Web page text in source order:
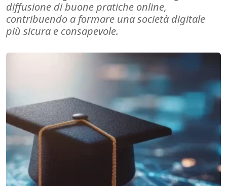
diffusione di buone pratiche online,
contribuendo a formare una società digitale
più sicura e consapevole.